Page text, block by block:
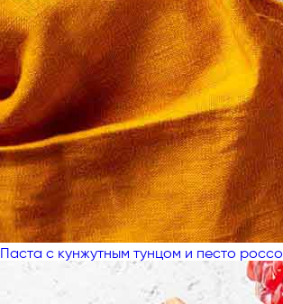
Паста с кунжутным тунцом и песто россо